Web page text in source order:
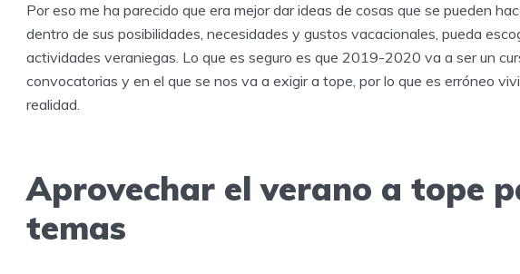
Por eso me ha parecido que era mejor dar ideas de cosas que se pueden
dentro de sus posibilidades, necesidades y gustos vacacionales, pueda
actividades veraniegas. Lo que es seguro es que 2019-2020 va a ser un
convocatorias y en el que se nos va a exigir a tope, por lo que es erróneo
realidad.
Aprovechar el verano a tope
temas